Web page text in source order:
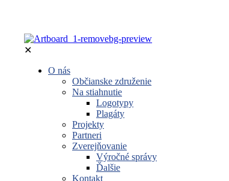
✕
O nás
Občianske združenie
Na stiahnutie
Logotypy
Plagáty
Projekty
Partneri
Zverejňovanie
Výročné správy
Ďalšie
Kontakt